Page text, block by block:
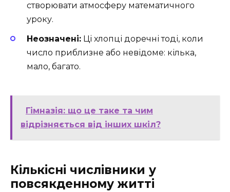
створювати атмосферу математичного
уроку.
Неозначені: Ці хлопці доречні тоді, коли
число приблизне або невідоме: кілька,
мало, багато.
Гімназія: що це таке та чим
відрізняється від інших шкіл?
Кількісні числівники у
повсякденному житті